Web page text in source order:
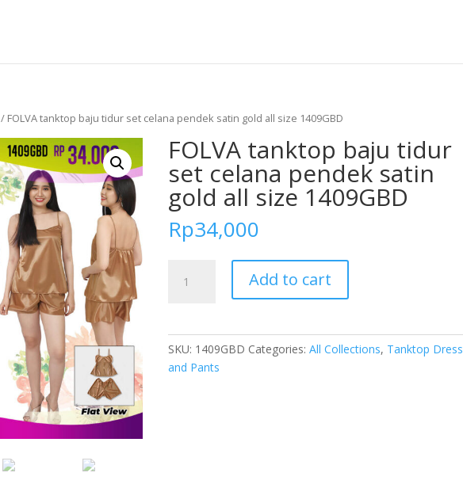
/ FOLVA tanktop baju tidur set celana pendek satin gold all size 1409GBD
FOLVA tanktop baju tidur
set celana pendek satin
gold all size 1409GBD
Rp34,000
tanktop
celana
Add to cart
SKU: 1409GBD Categories:All Collections, Tanktop Dress
and Pants